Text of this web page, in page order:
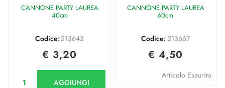
CANNONE PARTY LAUREA
40cm
Codice:213643
€ 3,20
AGGIUNGI
CANNONE PARTY LAUREA
60cm
Codice: 213667
€ 4,50
Articolo Esaurito